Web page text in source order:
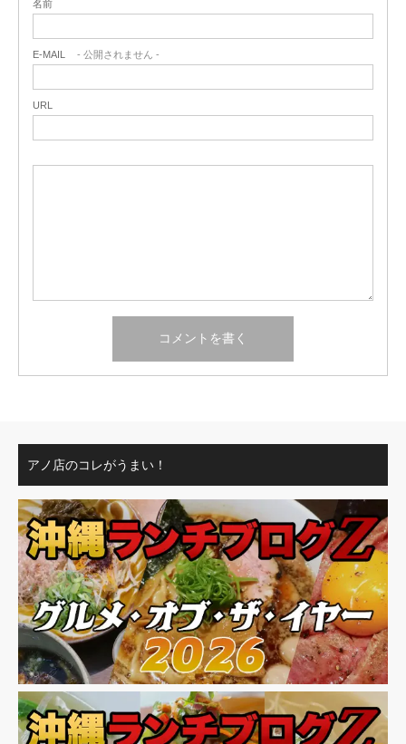
名前
E-MAIL - 公開されません -
URL
アノ店のコレがうまい！